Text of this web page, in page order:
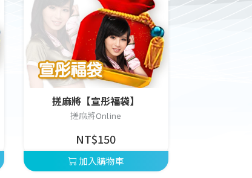
搓麻將【宣彤福袋】
搓麻將Online
NT$150
加入購物車